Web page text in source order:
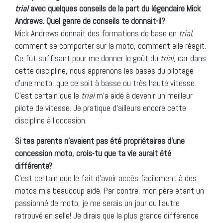
trialavec quelques conseils de la part du légendaire Mick
Andrews. Quel genre de conseils te donnait-il?
Mick Andrews donnait des formations de base en trial,
comment se comporter sur la moto, comment elle réagit.
Ce fut suffisant pour me donner le goût du trial, car dans
cette discipline, nous apprenons les bases du pilotage
d’une moto, que ce soit à basse ou très haute vitesse.
C’est certain que le trialm’a aidé à devenir un meilleur
pilote de vitesse. Je pratique d’ailleurs encore cette
discipline à l’occasion.
Si tes parents n’avaient pas été propriétaires d’une
concession moto, crois-tu que ta vie aurait été
différente?
C’est certain que le fait d’avoir accès facilement à des
motos m’a beaucoup aidé. Par contre, mon père étant un
passionné de moto, je me serais un jour ou l’autre
retrouvé en selle! Je dirais que la plus grande différence